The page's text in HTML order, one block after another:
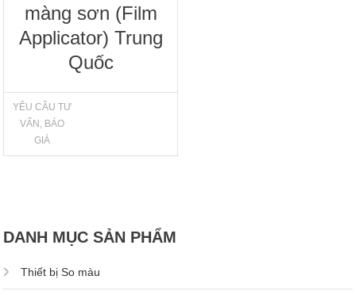
màng sơn (Film
Applicator) Trung
Quốc
YÊU CẦU TƯ
VẤN, BÁO
GIÁ
DANH MỤC SẢN PHẨM
Thiết bị So màu